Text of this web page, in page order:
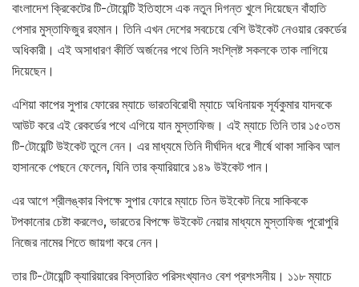
বাংলাদেশ ক্রিকেটের টি-টোয়েন্টি ইতিহাসে এক নতুন দিগন্ত খুলে দিয়েছেন বাঁহাতি
পেসার মুস্তাফিজুর রহমান। তিনি এখন দেশের সবচেয়ে বেশি উইকেট নেওয়ার রেকর্ডের
অধিকারী। এই অসাধারণ কীর্তি অর্জনের পথে তিনি সংশ্লিষ্ট সকলকে তাক লাগিয়ে
দিয়েছেন।
এশিয়া কাপের সুপার ফোরের ম্যাচে ভারতবিরোধী ম্যাচে অধিনায়ক সূর্যকুমার যাদবকে
আউট করে এই রেকর্ডের পথে এগিয়ে যান মুস্তাফিজ। এই ম্যাচে তিনি তার ১৫০তম
টি-টোয়েন্টি উইকেট তুলে নেন। এর মাধ্যমে তিনি দীর্ঘদিন ধরে শীর্ষে থাকা সাকিব আল
হাসানকে পেছনে ফেলেন, যিনি তার ক্যারিয়ারে ১৪৯ উইকেট পান।
এর আগে শ্রীলঙ্কার বিপক্ষে সুপার ফোরে ম্যাচে তিন উইকেট নিয়ে সাকিবকে
টপকানোর চেষ্টা করলেও, ভারতের বিপক্ষে উইকেট নেয়ার মাধ্যমে মুস্তাফিজ পুরোপুরি
নিজের নামের শিতে জায়গা করে নেন।
তার টি-টোয়েন্টি ক্যারিয়ারের বিস্তারিত পরিসংখ্যানও বেশ প্রশংসনীয়। ১১৮ ম্যাচে